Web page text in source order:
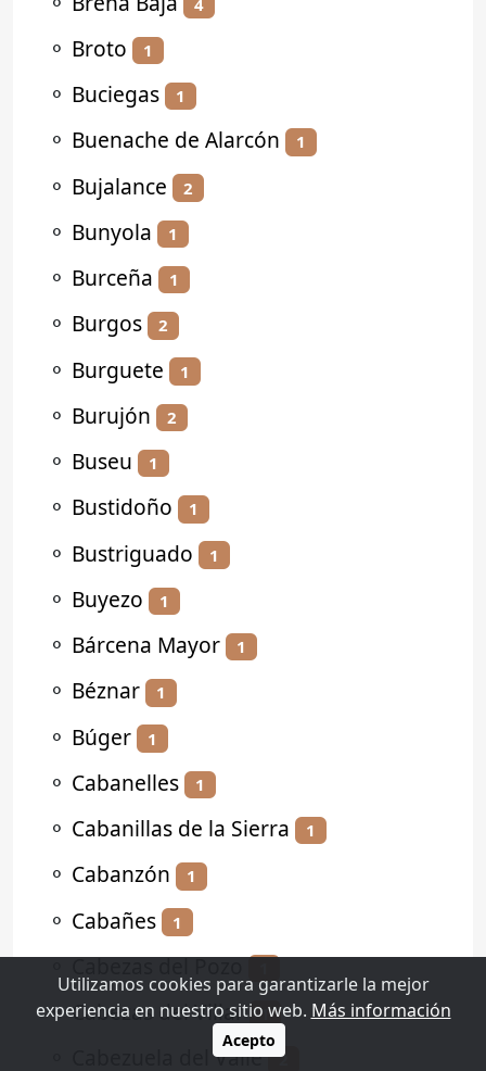
⚬ Broto 1
⚬ Buciegas 1
⚬ Buenache de Alarcón 1
⚬ Bujalance 2
⚬ Bunyola 1
⚬ Burceña 1
⚬ Burgos 2
⚬ Burguete 1
⚬ Burujón 2
⚬ Buseu 1
⚬ Bustidoño 1
⚬ Bustriguado 1
⚬ Buyezo 1
⚬ Bárcena Mayor 1
⚬ Béznar 1
⚬ Búger 1
⚬ Cabanelles 1
⚬ Cabanillas de la Sierra 1
⚬ Cabanzón 1
⚬ Cabañes 1
⚬Cabezas del Pozo
⚬Cabezas del Villar 1
Cabezuela del Valle 2
Utilizamos cookies para garantizarle la mejor
experiencia en nuestro sitio web. Más información
Acepto